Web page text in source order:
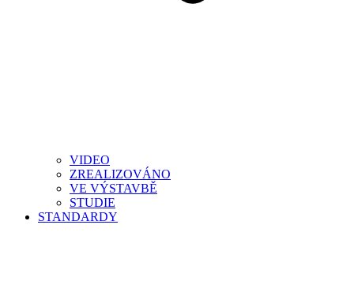
VIDEO
ZREALIZOVÁNO
VE VÝSTAVBĚ
STUDIE
STANDARDY